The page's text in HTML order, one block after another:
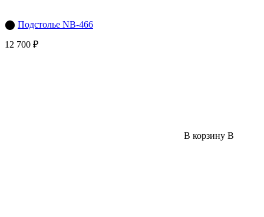
⬤ Подстолье NB-466
12 700 ₽
В корзину В